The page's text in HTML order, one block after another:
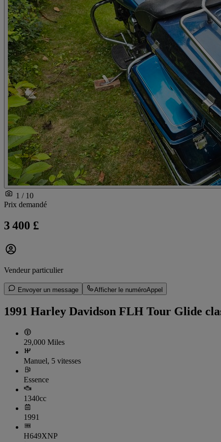
1 / 10
Prix demandé
3 400 £
Vendeur particulier
Envoyer un message Afficher le numéroAppel
1991 Harley Davidson FLH Tour Glide
29,000 Miles
Manuel, 5 vitesses
Essence
1340cc
1991
H649XNP